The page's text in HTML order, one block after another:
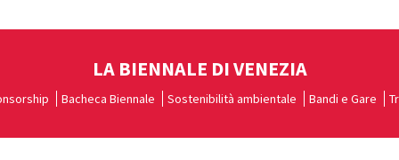
LA BIENNALE DI VENEZIA
Bacheca Biennale Sostenibilità ambientale Bandi e Gare